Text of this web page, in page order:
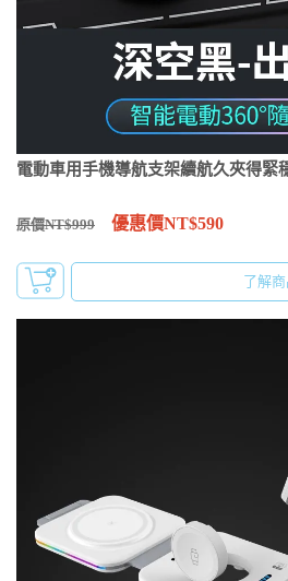
電動車用手機導航支架續航久夾得緊
原價NT$999 優惠價NT$590
了解商